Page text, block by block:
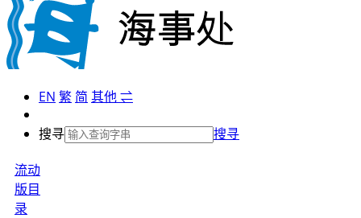
EN 繁 简 其他 ⇌
搜寻 搜寻
流动
版目
录